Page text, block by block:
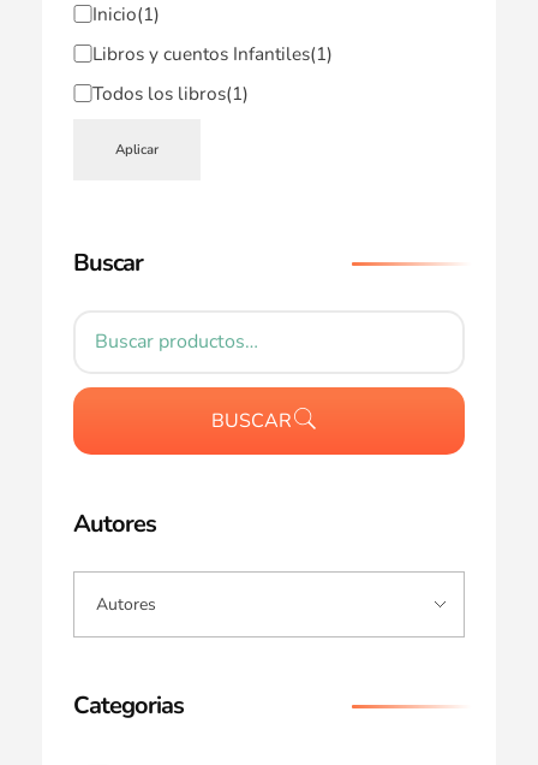
Inicio(1)
Libros y cuentos Infantiles(1)
Todos los libros(1)
Aplicar
Buscar
BUSCAR
Autores
Categorias